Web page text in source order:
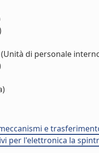
(Unità di personale
e
per l'elettronica la